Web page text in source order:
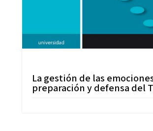
La gestión de las
preparación y defensa del